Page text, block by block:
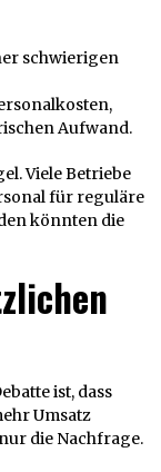
schwierigen
Aufwand.
Viele Betriebe
für reguläre
könnten die
ist, dass
Umsatz
die Nachfrage.